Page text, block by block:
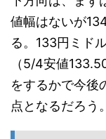
値幅はないが
る。133円ミド
（5/4安値
をするかで今後
点となるだろう。